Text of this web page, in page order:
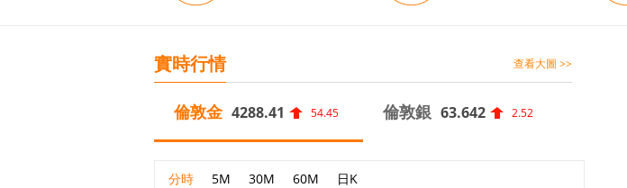
實時行情 查看大圖 >>
倫敦金 4288.41 54.45 倫敦銀 63.642 2.52
分時 5M 30M 60M 日K